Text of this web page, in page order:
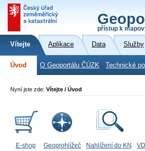
přístup k
Vítejte Aplikace Data Služby
Úvod O Geoportálu ČÚZK Technické
Nyní jste zde: Vítejte / Úvod
E-shop Geoprohlížeč Nahlížení do KN